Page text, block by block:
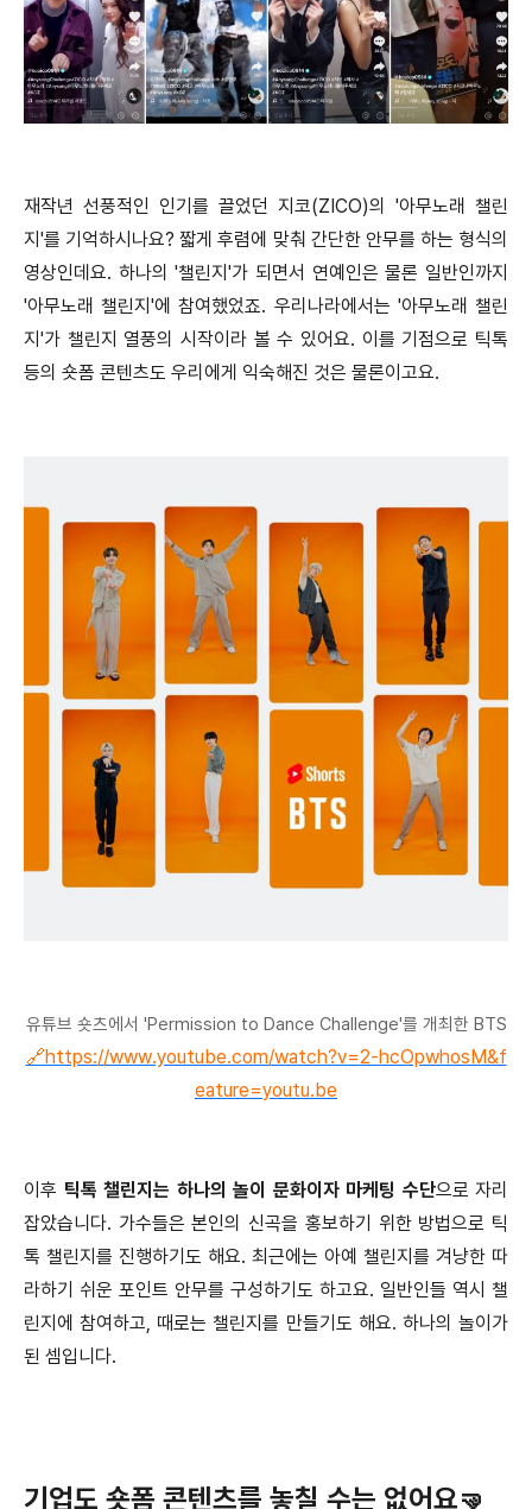
재작년 선풍적인 인기를 끌었던 지코(ZICO)의 '아무노래 챌린
지'를 기억하시나요? 짧게 후렴에 맞춰 간단한 안무를 하는 형식의
영상인데요. 하나의 '챌린지'가 되면서 연예인은 물론 일반인까지
'아무노래 챌린지'에 참여했었죠. 우리나라에서는 '아무노래 챌린
지'가 챌린지 열풍의 시작이라 볼 수 있어요. 이를 기점으로 틱톡
등의 숏폼 콘텐츠도 우리에게 익숙해진 것은 물론이고요.
유튜브 숏츠에서 'Permission to Dance Challenge'를 개최한 BTS
🔗https://www.youtube.com/watch?v=2-hcOpwhosM&f
eature=youtu.be
이후 틱톡 챌린지는 하나의 놀이 문화이자 마케팅 수단으로 자리
잡았습니다. 가수들은 본인의 신곡을 홍보하기 위한 방법으로 틱
톡 챌린지를 진행하기도 해요. 최근에는 아예 챌린지를 겨냥한 따
라하기 쉬운 포인트 안무를 구성하기도 하고요. 일반인들 역시 챌
린지에 참여하고, 때로는 챌린지를 만들기도 해요. 하나의 놀이가
된 셈입니다.
기업도 숏폼 콘텐츠를 놓칠 수는 없어요🤜